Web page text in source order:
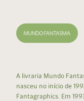
A livraria Mundo
nasceu no início de
Fantagraphics. Em